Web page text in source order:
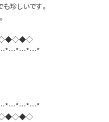
珍しいです。